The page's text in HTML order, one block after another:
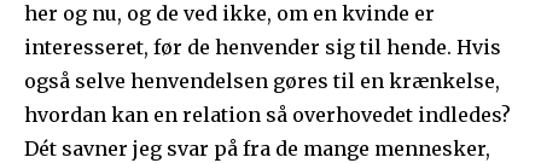
her og nu, og de ved ikke, om en kvinde er
interesseret, før de henvender sig til hende. Hvis
også selve henvendelsen gøres til en krænkelse,
hvordan kan en relation så overhovedet indledes?
Dét savner jeg svar på fra de mange mennesker,